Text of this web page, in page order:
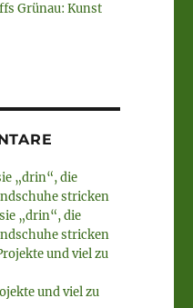
Grünau: Kunst
„drin“, die
stricken
„drin“, die
stricken
und viel zu
und viel zu